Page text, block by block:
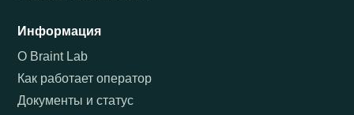
Информация
О Braint Lab
Как работает оператор
Документы и статус